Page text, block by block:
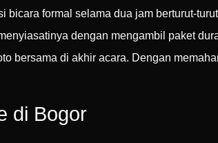
formal selama dua jam berturut-
dengan mengambil paket
bersama di akhir acara. Dengan
di Bogor